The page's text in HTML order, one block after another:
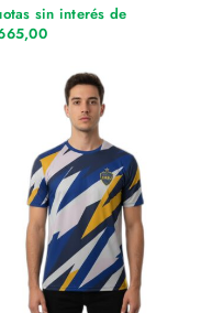
sin interés de